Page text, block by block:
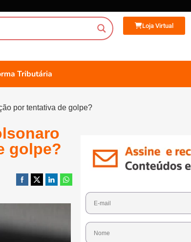
Loja Virtual
Tributária
por tentativa de golpe?
golpe?